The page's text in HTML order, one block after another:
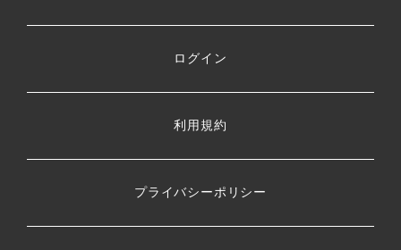
ログイン
利用規約
プライバシーポリシー